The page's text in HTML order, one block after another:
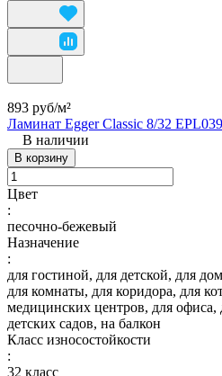
893 руб/м²
Ламинат Egger Classic 8/32
В наличии
В корзину
Цвет
:
песочно-бежевый
Назначение
:
для гостиной, для детской, для
для комнаты, для коридора, для
медицинских центров, для офиса,
детских садов, на балкон
Класс износостойкости
:
32 класс